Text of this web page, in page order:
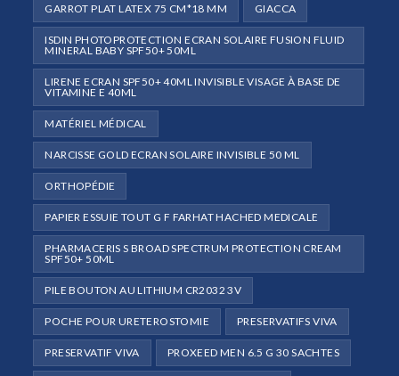
GARROT PLAT LATEX 75 CM*18 MM GIACCA
ISDIN PHOTOPROTECTION ECRAN SOLAIRE FUSION FLUID
MINERAL BABY SPF50+ 50ML
LIRENE ECRAN SPF50+ 40ML INVISIBLE VISAGE À BASE DE
VITAMINE E 40ML
MATÉRIEL MÉDICAL
NARCISSE GOLD ECRAN SOLAIRE INVISIBLE 50 ML
ORTHOPÉDIE
PAPIER ESSUIE TOUT G F FARHAT HACHED MEDICALE
PHARMACERIS S BROAD SPECTRUM PROTECTION CREAM
SPF50+ 50ML
PILE BOUTON AU LITHIUM CR2032 3V
POCHE POUR URETEROSTOMIE PRESERVATIFS VIVA
PRESERVATIF VIVA PROXEED MEN 6.5 G 30 SACHTES